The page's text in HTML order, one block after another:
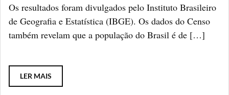
Os resultados foram divulgados pelo Instituto Brasileiro
de Geografia e Estatística (IBGE). Os dados do Censo
também revelam que a população do Brasil é de […]
LER MAIS